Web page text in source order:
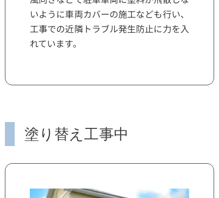
いように車両カバーの施工なども行い、
工事での近隣トラブル発生防止に力を入
れています。
塗り替え工事中